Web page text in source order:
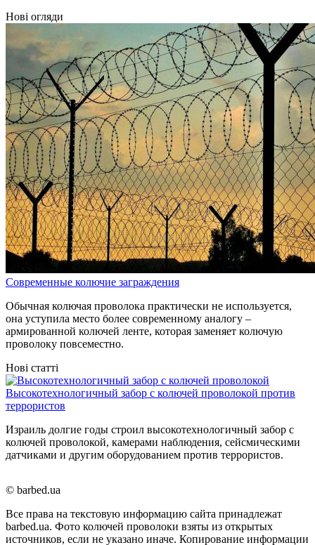
Нові огляди
Современные колючие заграждения
Обычная колючая проволока практически не используется,
она уступила место более современному аналогу –
армированной колючей ленте, которая заменяет колючую
проволоку повсеместно.
Нові статті
Высокотехнологичный забор с колючей проволокой против
террористов
Израиль долгие годы строил высокотехнологичный забор с
колючей проволокой, камерами наблюдения, сейсмическими
датчиками и другим оборудованием против террористов.
© barbed.ua
Все права на текстовую информацию сайта принадлежат
barbed.ua. Фото колючей проволоки взяты из открытых
источников, если не указано иначе. Копирование информации